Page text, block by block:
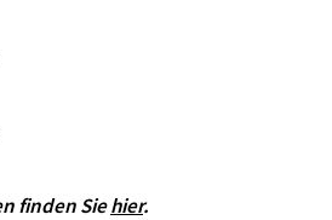
finden Siehier.